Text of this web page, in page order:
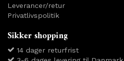
Leverancer/retur
Privatlivspolitik
Sikker shopping
14 dager returfrist